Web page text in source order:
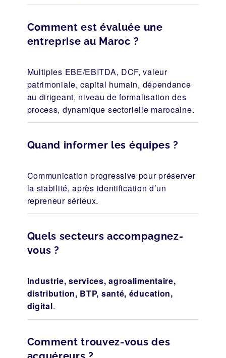
Comment est évaluée une
entreprise au Maroc ?
Multiples EBE/EBITDA, DCF, valeur
patrimoniale, capital humain, dépendance
au dirigeant, niveau de formalisation des
process, dynamique sectorielle marocaine.
Quand informer les équipes ?
Communication progressive pour préserver
la stabilité, après identification d’un
repreneur sérieux.
Quels secteurs accompagnez-
vous ?
Industrie, services, agroalimentaire,
distribution, BTP, santé, éducation,
digital.
Comment trouvez-vous des